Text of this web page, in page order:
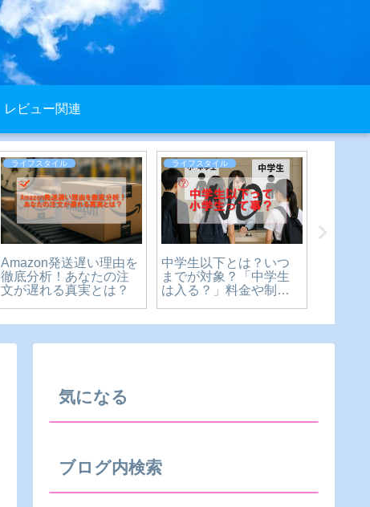
レビュー関連
ライフスタイル
Amazon発送遅い理由を
徹底分析！あなたの注
文が遅れる真実とは？
ライフスタイル
中学生以下とは？いつ
までが対象？「中学生
は入る？」料金や制限
気になる
ブログ内検索